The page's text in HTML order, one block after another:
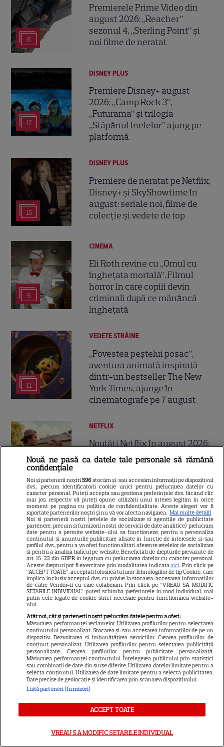
6
Premierele Prime Video din
august 2026: „Reacher”
sezonul 4, „Sterling Point” și
noi filme de neratat
17
DISNEY PLUS
Premiere Disney+ august
2026: „Camp Rock 3”,
„Futurama” și trilogia
„Stăpânul Inelelor” ajung pe
platformă
15
DISNEY PLUS
Premiere de neratat pe Netflix,
Disney+ și SkyShowtime în
august: seriale noi, filme de
colecție și vedete de top
5
CINEMA
Eli Roth revine cu „Omul cu
înghețata mortală”. Filmul
horror în care copiii devin
criminali după ce mănâncă
înghețată
11
VEDETE STRĂINE
„Povestea peștelui posac”,
aventura animată inspirată
dintr-un bestseller The New
York Times, ajunge în
cinematografe pe 7 august
NETFLIX
Noutăți Netflix în august 2026:
Robert De Niro, „Nosferatu” și
noile sezoane din „Outer
Banks” și „Un veac de
singurătate”
14
VEDETE STRĂINE
Sean Astin din „Stăpânul
Inelelor” a fost nevoit să își
vândă casa din cauza
salariului mic: Câți bani a
primit de fapt
14
Elon Musk, atac la adresa
regizorului premiat cu Oscar
care a realizat documentarul
despre viața sa. Filmul are 232
de minute
3
Marvel are un nou Black
moștenirea lui Chadwick
Nouă ne pasă ca datele tale personale să rămână
confidențiale
Noi și partenerii noștri596 stocăm și/sau accesăm informații pe dispozitivul
dvs., precum identificatorii cookie unici pentru prelucrarea datelor cu
caracter personal. Puteți accepta sau gestiona preferințele dvs. făcând clic
mai jos, respectiv vă puteți opune utilizării unui interes legitim în orice
moment pe pagina cu politica de confidențialitate. Aceste alegeri vor fi
raportate partenerilor noștri și nu vă vor afecta navigarea. Mai multe detalii
Noi si partenerii nostri (retelele de socializare si agentiile de publicitate
partenere, precum si furnizorii nostri de servicii de date analitice) prelucram
date pentru a permite website-ului sa functioneze, pentru a personaliza
continutul si anunturile publicitare afisate in functie de interesele si/sau
profilul dvs., pentru a va oferi functionalitati aferente retelelor de socializare
si pentru a analiza traficul pe website. Beneficiati de drepturile prevazute de
art. 15-22 din GDPR in legatura cu prelucrarea datelor cu caracter personal.
Aceste drepturi pot fi exercitate prin modalitatea indicataaici. Prin click pe
“ACCEPT TOATE”, acceptati folosirea tuturor Tehnologiilor de tip Cookie, care
implica inclusiv acceptul dvs. cu privire la stocarea/accesarea informatiilor
de catre Vendor-ii cu care colaboram. Prin click pe “VREAU SA MODIFIC
SETARILE INDIVIDUAL” puteti schimba preferintele in mod individual, mai
putin cele legate de cookie strict necesare pentru functionarea website-
ului.
Atât noi, cât și partenerii noștri prelucrăm datele pentru a oferi:
Măsurarea performanței reclamelor. Utilizarea profilurilor pentru selectarea
conținutului personalizat. Stocarea și/sau accesarea informațiilor de pe un
dispozitiv. Dezvoltarea și îmbunătățirea serviciilor. Crearea profilurilor de
conținut personalizat. Utilizarea profilurilor pentru selectarea publicității
personalizate. Crearea profilurilor pentru publicitate personalizată.
Măsurarea performanței conținutului. Înțelegerea publicului prin statistici
sau combinații de date din surse diferite. Utilizarea datelor limitate pentru a
selecta conținutul. Utilizarea de date limitate pentru a selecta publicitatea.
Date precise de geolocație și identificarea prin scanarea dispozitivului.
Listă parteneri (furnizori)
ACCEPT TOATE
VREAU SA MODIFIC SETARILE INDIVIDUAL